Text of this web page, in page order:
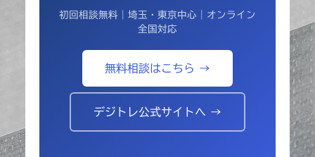
初回相談無料｜埼玉・東京中心｜オンライン
全国対応
無料相談はこちら →
デジトレ公式サイトへ →